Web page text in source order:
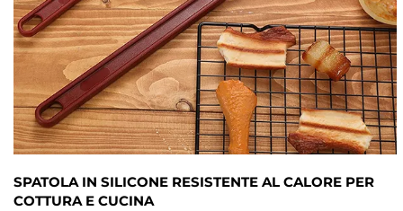
SPATOLA IN SILICONE RESISTENTE AL CALORE PER
COTTURA E CUCINA